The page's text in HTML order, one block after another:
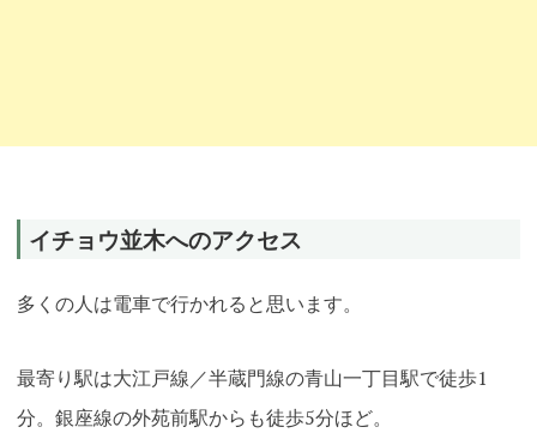
イチョウ並木へのアクセス
多くの人は電車で行かれると思います。
最寄り駅は大江戸線／半蔵門線の青山一丁目駅で徒歩1
分。銀座線の外苑前駅からも徒歩5分ほど。